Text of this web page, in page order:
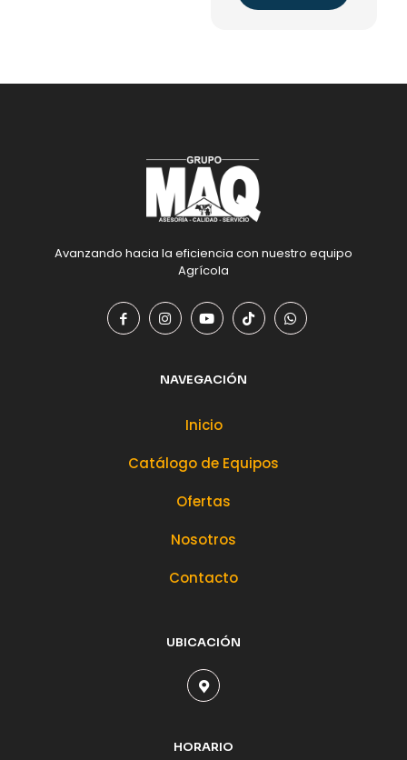
Avanzando hacia la eficiencia con nuestro equipo
Agrícola
NAVEGACIÓN
Inicio
Catálogo de Equipos
Ofertas
Nosotros
Contacto
UBICACIÓN
HORARIO